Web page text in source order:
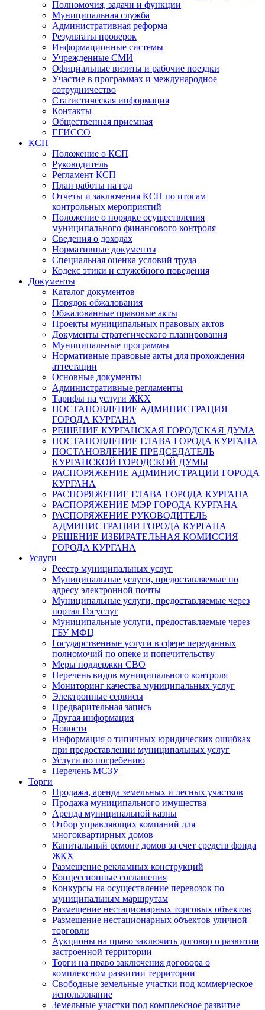
Полномочия, задачи и функции
Муниципальная служба
Административная реформа
Результаты проверок
Информационные системы
Учрежденные СМИ
Официальные визиты и рабочие поездки
Участие в программах и международное
сотрудничество
Статистическая информация
Контакты
Общественная приемная
ЕГИССО
КСП
Положение о КСП
Руководитель
Регламент КСП
План работы на год
Отчеты и заключения КСП по итогам
контрольных мероприятий
Положение о порядке осуществления
муниципального финансового контроля
Сведения о доходах
Нормативные документы
Специальная оценка условий труда
Кодекс этики и служебного поведения
Документы
Каталог документов
Порядок обжалования
Обжалованные правовые акты
Проекты муниципальных правовых актов
Документы стратегического планирования
Муниципальные программы
Нормативные правовые акты для прохождения
аттестации
Основные документы
Административные регламенты
Тарифы на услуги ЖКХ
ПОСТАНОВЛЕНИЕ АДМИНИСТРАЦИЯ
ГОРОДА КУРГАНА
РЕШЕНИЕ КУРГАНСКАЯ ГОРОДСКАЯ ДУМА
ПОСТАНОВЛЕНИЕ ГЛАВА ГОРОДА КУРГАНА
ПОСТАНОВЛЕНИЕ ПРЕДСЕДАТЕЛЬ
КУРГАНСКОЙ ГОРОДСКОЙ ДУМЫ
РАСПОРЯЖЕНИЕ АДМИНИСТРАЦИИ ГОРОДА
КУРГАНА
РАСПОРЯЖЕНИЕ ГЛАВА ГОРОДА КУРГАНА
РАСПОРЯЖЕНИЕ МЭР ГОРОДА КУРГАНА
РАСПОРЯЖЕНИЕ РУКОВОДИТЕЛЬ
АДМИНИСТРАЦИИ ГОРОДА КУРГАНА
РЕШЕНИЕ ИЗБИРАТЕЛЬНАЯ КОМИССИЯ
ГОРОДА КУРГАНА
Услуги
Реестр муниципальных услуг
Муниципальные услуги, предоставляемые по
адресу электронной почты
Муниципальные услуги, предоставляемые через
портал Госуслуг
Муниципальные услуги, предоставляемые через
ГБУ МФЦ
Государственные услуги в сфере переданных
полномочий по опеке и попечительству
Меры поддержки СВО
Перечень видов муниципального контроля
Мониторинг качества муниципальных услуг
Электронные сервисы
Предварительная запись
Другая информация
Новости
Информация о типичных юридических ошибках
при предоставлении муниципальных услуг
Услуги по погребению
Перечень МСЗУ
Торги
Продажа, аренда земельных и лесных участков
Продажа муниципального имущества
Аренда муниципальной казны
Отбор управляющих компаний для
многоквартирных домов
Капитальный ремонт домов за счет средств фонда
ЖКХ
Размещение рекламных конструкций
Концессионные соглашения
Конкурсы на осуществление перевозок по
муниципальным маршрутам
Размещение нестационарных торговых объектов
Размещение нестационарных объектов уличной
торговли
Аукционы на право заключить договор о развитии
застроенной территории
Торги на право заключения договора о
комплексном развитии территории
Свободные земельные участки под коммерческое
использование
Земельные участки под комплексное развитие